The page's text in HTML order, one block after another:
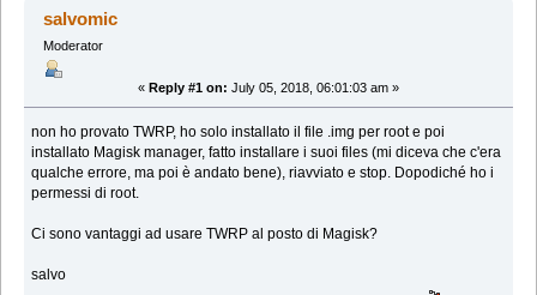
salvomic
Moderator
« Reply #1 on: July 05, 2018, 06:01:03 am »
non ho provato TWRP, ho solo installato il file .img per root e poi
installato Magisk manager, fatto installare i suoi files (mi diceva che c'era
qualche errore, ma poi è andato bene), riavviato e stop. Dopodiché ho i
permessi di root.
Ci sono vantaggi ad usare TWRP al posto di Magisk?
salvo